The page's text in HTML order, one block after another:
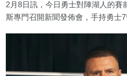
2月8日訊，今日勇士對陣湖人的賽
斯專門召開新聞發佈會，手持勇士7